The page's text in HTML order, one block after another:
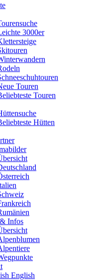
3000er
Touren
Touren
Hütten
Infos
English